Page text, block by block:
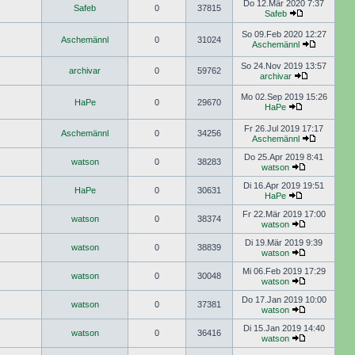
Safeb 0 37815
Do 12.Mär 2020 7:37
Safeb
Aschemännl 0 31024
So 09.Feb 2020 12:27
Aschemännl
archivar 0 59762
So 24.Nov 2019 13:57
archivar
HaPe 0 29670
Mo 02.Sep 2019 15:26
HaPe
Aschemännl 0 34256
Fr 26.Jul 2019 17:17
Aschemännl
watson 0 38283
Do 25.Apr 2019 8:41
watson
HaPe 0 30631
Di 16.Apr 2019 19:51
HaPe
watson 0 38374
Fr 22.Mär 2019 17:00
watson
watson 0 38839
Di 19.Mär 2019 9:39
watson
watson 0 30048
Mi 06.Feb 2019 17:29
watson
watson 0 37381
Do 17.Jan 2019 10:00
watson
watson 0 36416
Di 15.Jan 2019 14:40
watson